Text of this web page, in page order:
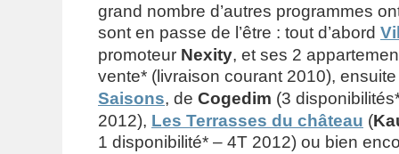
grand nombre d’autres programmes
sont en passe de l’être : tout d’abord
promoteur Nexity, et ses 2
vente* (livraison courant 2010),
Saisons, de Cogedim (3
2012), Les Terrasses du château (
1 disponibilité* – 4T 2012) ou bien